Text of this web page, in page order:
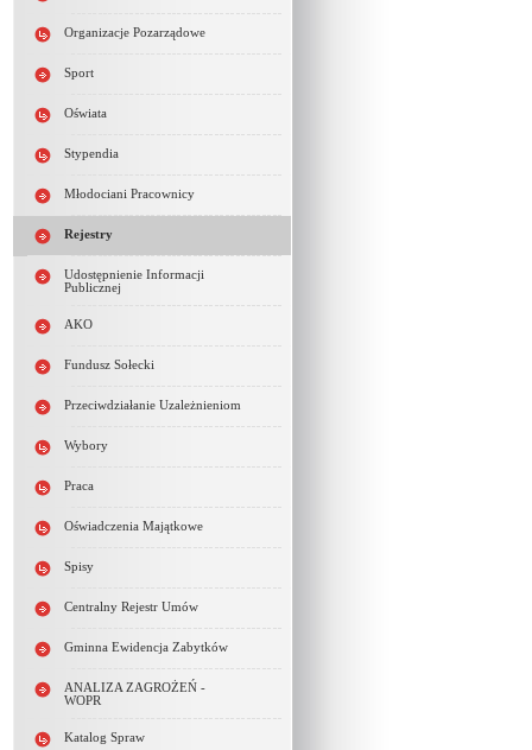
Organizacje Pozarządowe
Sport
Oświata
Stypendia
Młodociani Pracownicy
Rejestry
Udostępnienie Informacji
Publicznej
AKO
Fundusz Sołecki
Przeciwdziałanie Uzależnieniom
Wybory
Praca
Oświadczenia Majątkowe
Spisy
Centralny Rejestr Umów
Gminna Ewidencja Zabytków
ANALIZA ZAGROŻEŃ -
WOPR
Katalog Spraw